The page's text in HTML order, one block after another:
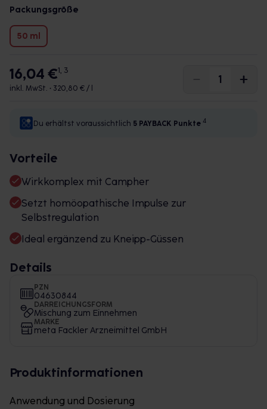
Packungsgröße
50 ml
16,04 €1, 3
inkl. MwSt. • 320,80 € / l
Du erhältst voraussichtlich 5 PAYBACK Punkte 4
Vorteile
Wirkkomplex mit Campher
Setzt homöopathische Impulse zur
Selbstregulation
Ideal ergänzend zu Kneipp-Güssen
Details
PZN
04630844
DARREICHUNGSFORM
Mischung zum Einnehmen
MARKE
meta Fackler Arzneimittel GmbH
Produktinformationen
Anwendung und Dosierung